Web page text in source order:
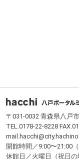
フッター
〒031-0032 青森県八戸
TEL.0178-22-8228
開館時間／9:00〜21:00（
休館日／火曜日（祝日